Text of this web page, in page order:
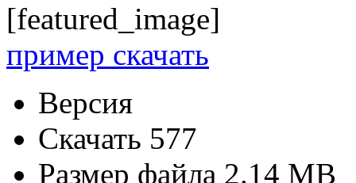
[featured_image]
пример скачать
Версия
Скачать 577
Размер файла 2.14 MB